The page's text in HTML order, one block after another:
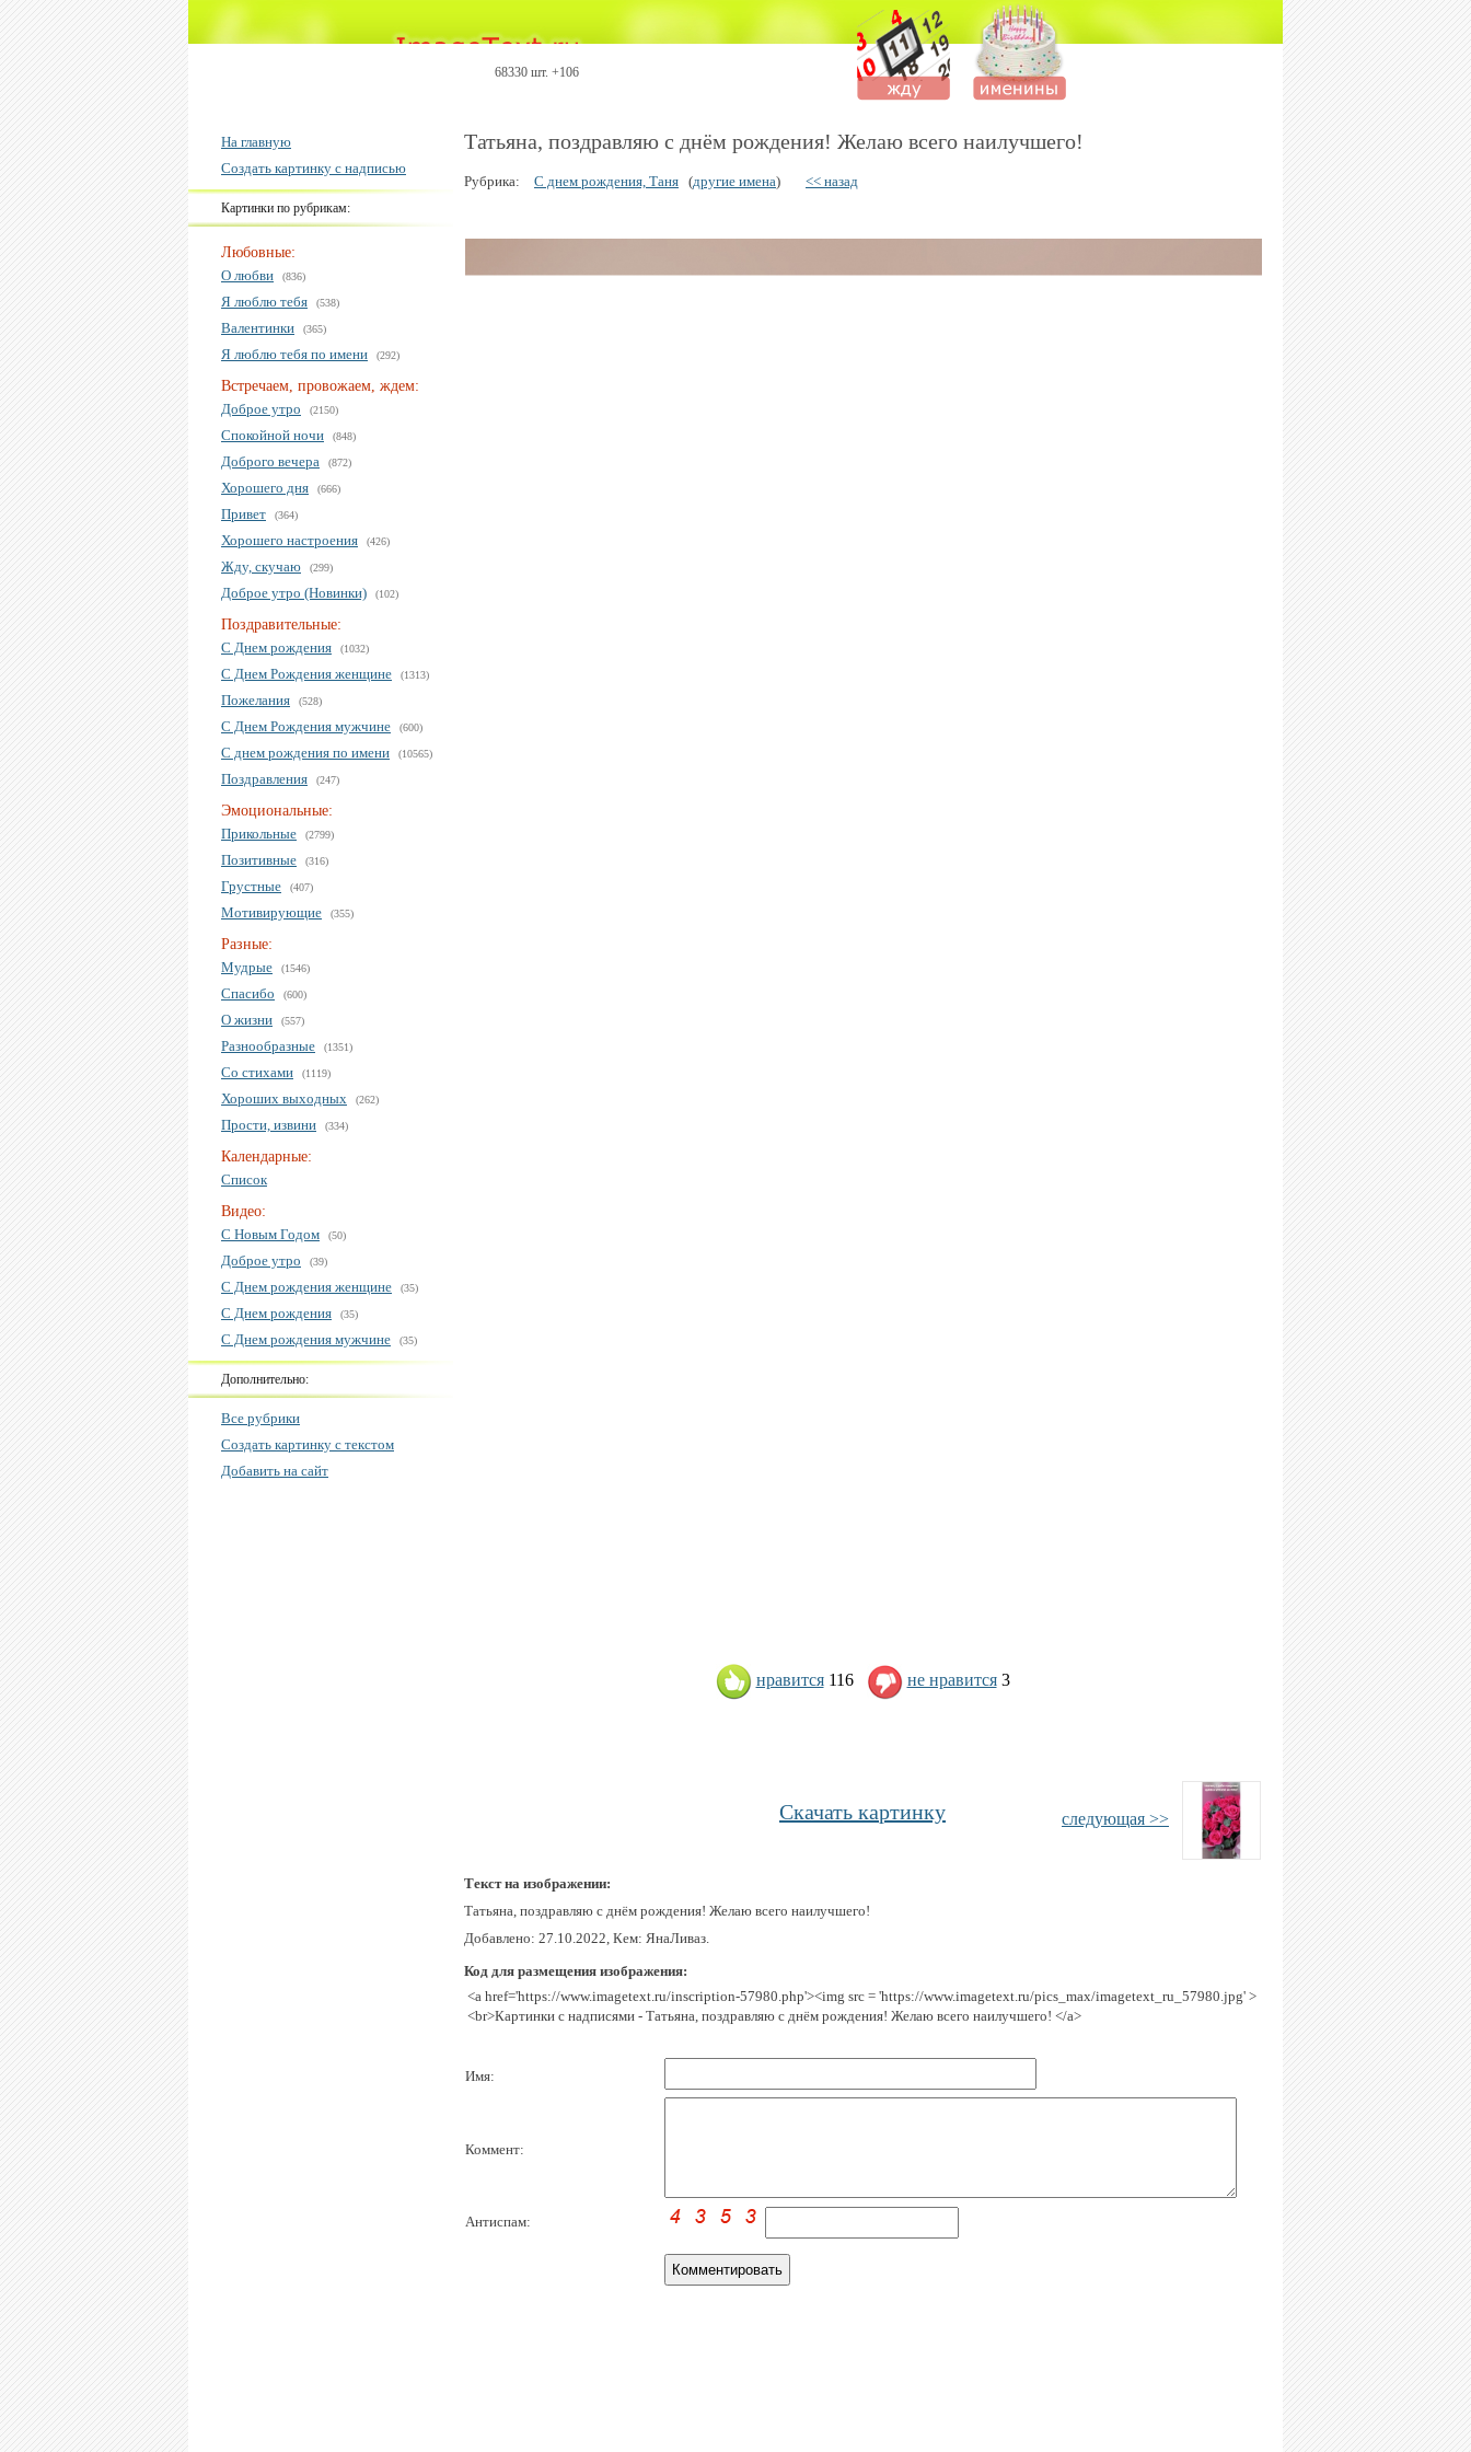
68330 шт. +106
На главную
Создать картинку с надписью
Картинки по рубрикам:
Любовные:
О любви
(836)
Я люблю тебя (538)
Валентинки (365)
Я люблю тебя по имени (292)
Встречаем, провожаем, ждем:
Доброе утро
(2150)
Спокойной ночи (848)
Доброго вечера (872)
Хорошего дня (666)
Привет (364)
Хорошего настроения (426)
Жду, скучаю (299)
Доброе утро (Новинки) (102)
Поздравительные:
С Днем рождения
(1032)
С Днем Рождения женщине (1313)
Пожелания (528)
С Днем Рождения мужчине (600)
С днем рождения по имени (10565)
Поздравления (247)
Эмоциональные:
Прикольные
(2799)
Позитивные (316)
Грустные (407)
Мотивирующие (355)
Разные:
Мудрые
(1546)
Спасибо (600)
О жизни (557)
Разнообразные (1351)
Со стихами (1119)
Хороших выходных (262)
Прости, извини (334)
Календарные:
Список
Видео:
С Новым Годом
(50)
Доброе утро (39)
С Днем рождения женщине (35)
С Днем рождения (35)
С Днем рождения мужчине (35)
Дополнительно:
Все рубрики
Создать картинку с текстом
Добавить на сайт
Татьяна, поздравляю с днём рождения! Желаю всего наилучшего!
Рубрика: С днем рождения, Таня (другие имена) << назад
нравится 116 не нравится 3
следующая >>
Скачать картинку
Текст на изображении:
Татьяна, поздравляю с днём рождения! Желаю всего наилучшего!
Добавлено: 27.10.2022, Кем: ЯнаЛиваз.
Код для размещения изображения:
<a href='https://www.imagetext.ru/inscription-57980.php'><img src = 'https://www.imagetext.ru/pics_max/imagetext_ru_57980.jpg' >
<br>Картинки с надписями - Татьяна, поздравляю с днём рождения! Желаю всего наилучшего! </a>
Имя:
Коммент:
Антиспам: